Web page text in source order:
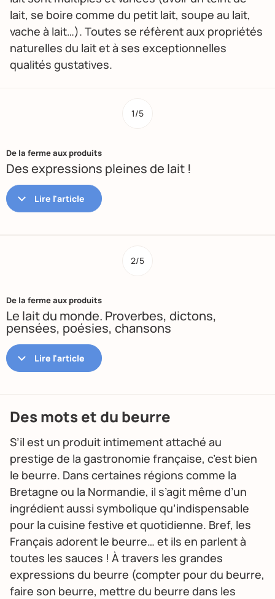
lait, se boire comme du petit lait, soupe au lait,
vache à lait…). Toutes se réfèrent aux propriétés
naturelles du lait et à ses exceptionnelles
qualités gustatives.
De la ferme aux produits
Des expressions pleines de lait !
1/5
De la ferme aux produits
Le lait du monde. Proverbes, dictons,
pensées, poésies, chansons
2/5
Des mots et du beurre
S’il est un produit intimement attaché au
prestige de la gastronomie française, c’est bien
le beurre. Dans certaines régions comme la
Bretagne ou la Normandie, il s’agit même d’un
ingrédient aussi symbolique qu’indispensable
pour la cuisine festive et quotidienne. Bref, les
Français adorent le beurre… et ils en parlent à
toutes les sauces ! À travers les grandes
expressions du beurre (compter pour du beurre,
faire son beurre, mettre du beurre dans les